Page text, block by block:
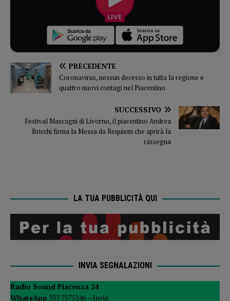
PRECEDENTE
Coronavirus, nessun decesso in tutta la regione e
quattro nuovi contagi nel Piacentino
SUCCESSIVO
Festival Mascagni di Livorno, il piacentino Andrea
Bricchi firma la Messa da Requiem che aprirà la
rassegna
LA TUA PUBBLICITÀ QUI
INVIA SEGNALAZIONI
Radio Sound Piacenza 24
WhatsApp 333 7575246 – Invia